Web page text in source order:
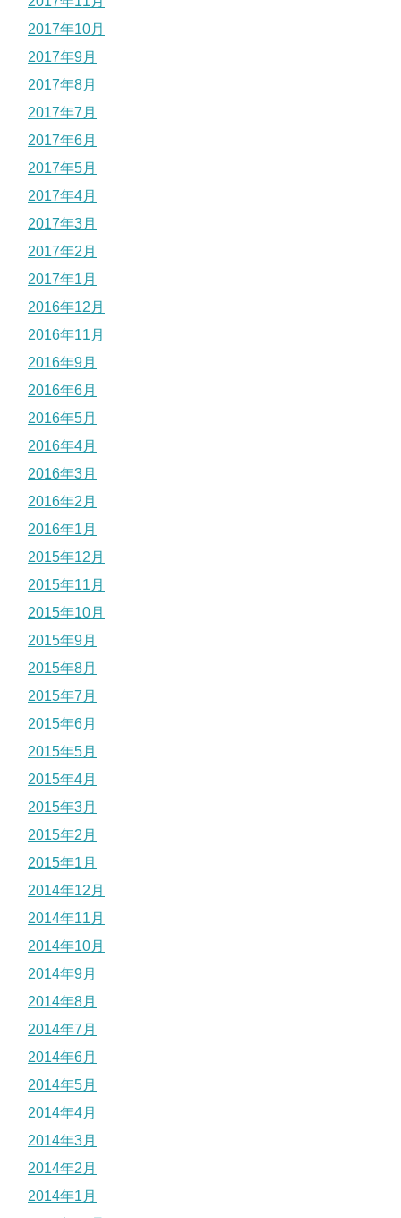
2017年10月
2017年9月
2017年8月
2017年7月
2017年6月
2017年5月
2017年4月
2017年3月
2017年2月
2017年1月
2016年12月
2016年11月
2016年9月
2016年6月
2016年5月
2016年4月
2016年3月
2016年2月
2016年1月
2015年12月
2015年11月
2015年10月
2015年9月
2015年8月
2015年7月
2015年6月
2015年5月
2015年4月
2015年3月
2015年2月
2015年1月
2014年12月
2014年11月
2014年10月
2014年9月
2014年8月
2014年7月
2014年6月
2014年5月
2014年4月
2014年3月
2014年2月
2014年1月